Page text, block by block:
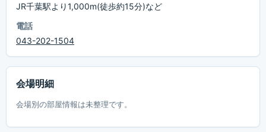
JR千葉駅より1,000m(徒歩約15分)など
電話
043-202-1504
会場明細
会場別の部屋情報は未整理です。